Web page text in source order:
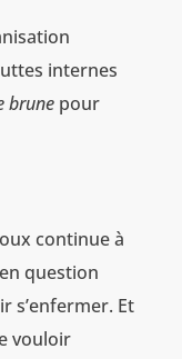
internes
brune pour
continue à
question
s’enfermer. Et
vouloir